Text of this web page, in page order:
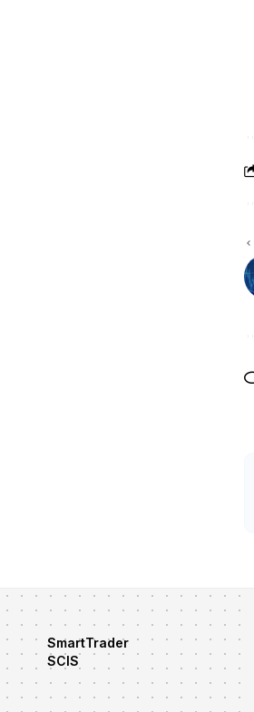
SmartTrader
SCIS